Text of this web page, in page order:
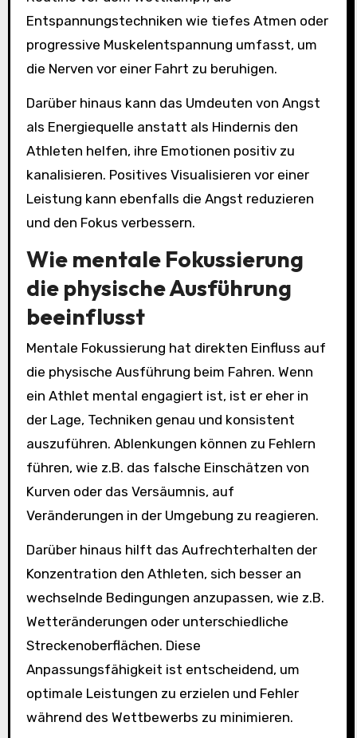
Entspannungstechniken wie tiefes Atmen oder
progressive Muskelentspannung umfasst, um
die Nerven vor einer Fahrt zu beruhigen.
Darüber hinaus kann das Umdeuten von Angst
als Energiequelle anstatt als Hindernis den
Athleten helfen, ihre Emotionen positiv zu
kanalisieren. Positives Visualisieren vor einer
Leistung kann ebenfalls die Angst reduzieren
und den Fokus verbessern.
Wie mentale Fokussierung
die physische Ausführung
beeinflusst
Mentale Fokussierung hat direkten Einfluss auf
die physische Ausführung beim Fahren. Wenn
ein Athlet mental engagiert ist, ist er eher in
der Lage, Techniken genau und konsistent
auszuführen. Ablenkungen können zu Fehlern
führen, wie z.B. das falsche Einschätzen von
Kurven oder das Versäumnis, auf
Veränderungen in der Umgebung zu reagieren.
Darüber hinaus hilft das Aufrechterhalten der
Konzentration den Athleten, sich besser an
wechselnde Bedingungen anzupassen, wie z.B.
Wetteränderungen oder unterschiedliche
Streckenoberflächen. Diese
Anpassungsfähigkeit ist entscheidend, um
optimale Leistungen zu erzielen und Fehler
während des Wettbewerbs zu minimieren.